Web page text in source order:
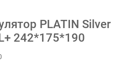
PLATIN
242*175*190